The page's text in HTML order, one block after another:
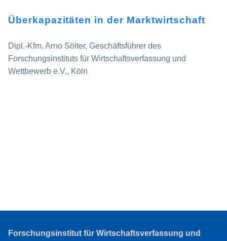
Überkapazitäten in der Marktwirtschaft
Dipl.-Kfm. Arno Sölter, Geschäftsführer des
Forschungsinstituts für Wirtschaftsverfassung und
Wettbewerb e.V., Köln
Forschungsinstitut für Wirtschaftsverfassung und